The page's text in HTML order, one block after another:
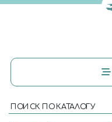
ПОИСК ПО КАТАЛОГУ